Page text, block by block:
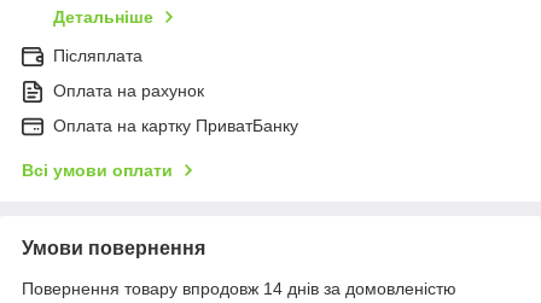
Детальніше
Післяплата
Оплата на рахунок
Оплата на картку ПриватБанку
Всі умови оплати
Умови повернення
Повернення товару впродовж 14 днів за домовленістю